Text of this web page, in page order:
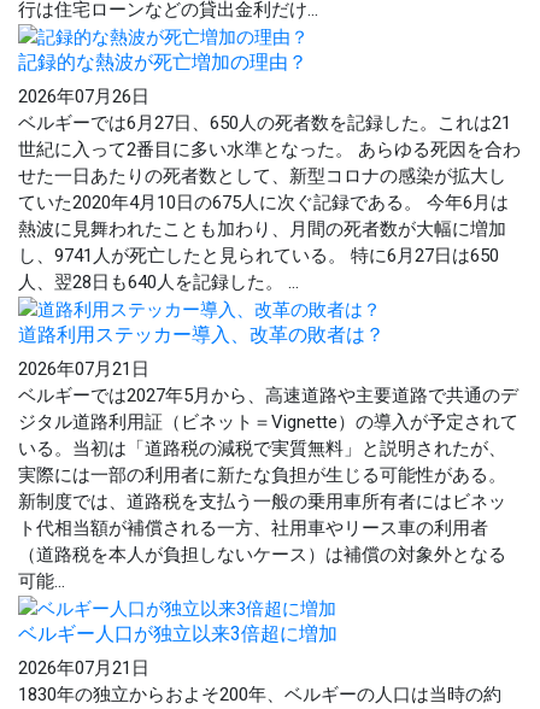
行は住宅ローンなどの貸出金利だけ...
記録的な熱波が死亡増加の理由？
2026年07月26日
ベルギーでは6月27日、650人の死者数を記録した。これは21
世紀に入って2番目に多い水準となった。 あらゆる死因を合わ
せた一日あたりの死者数として、新型コロナの感染が拡大し
ていた2020年4月10日の675人に次ぐ記録である。 今年6月は
熱波に見舞われたことも加わり、月間の死者数が大幅に増加
し、9741人が死亡したと見られている。 特に6月27日は650
人、翌28日も640人を記録した。 ...
道路利用ステッカー導入、改革の敗者は？
2026年07月21日
ベルギーでは2027年5月から、高速道路や主要道路で共通のデ
ジタル道路利用証（ビネット＝Vignette）の導入が予定されて
いる。当初は「道路税の減税で実質無料」と説明されたが、
実際には一部の利用者に新たな負担が生じる可能性がある。
新制度では、道路税を支払う一般の乗用車所有者にはビネッ
ト代相当額が補償される一方、社用車やリース車の利用者
（道路税を本人が負担しないケース）は補償の対象外となる
可能...
ベルギー人口が独立以来3倍超に増加
2026年07月21日
1830年の独立からおよそ200年、ベルギーの人口は当時の約